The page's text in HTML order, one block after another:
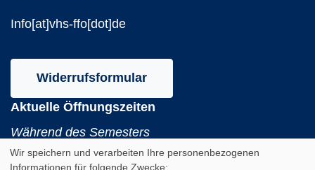
Info[at]vhs-ffo[dot]de
Widerrufsformular
Aktuelle Öffnungszeiten
Während des Semesters
Montag:
Wir speichern und verarbeiten Ihre personenbezogenen
Informationen für folgende Zwecke: